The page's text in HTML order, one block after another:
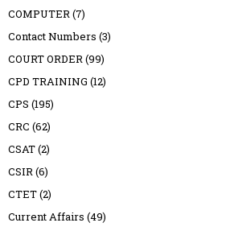
COMPUTER(7)
Contact Numbers (3)
COURT ORDER(99)
CPD TRAINING (12)
CPS (195)
CRC (62)
CSAT(2)
CSIR(6)
CTET(2)
Current Affairs (49)